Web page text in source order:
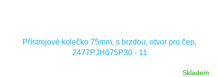
Přístrojové kolečko 75mm, s brzdou, otvor pro čep,
2477PJH075P30 - 11
Skladem